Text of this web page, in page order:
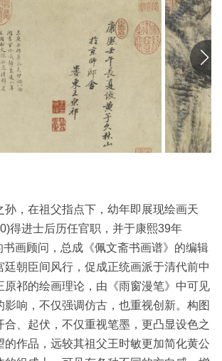
孙，在祖父指点下，幼年即展现绘画天
得进士后历任官职，并于康熙39年
书画顾问，总成《佩文斋书画谱》的编辑
廷朝臣间风行，促成正统画派于清代前中
原祁的绘画理论，由《雨窗漫笔》中可见
影响，不仅强调仿古，也重视创新。构图
合、起伏，不仅重视笔墨，更凸显设色之
的作品，远较其祖父王时敏更加简化黄公